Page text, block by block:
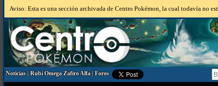
Aviso: Esta es una sección archivada de Centro Pokémon, la cual todavía no
Noticias|Rubí Omega Zafiro Alfa|Foros